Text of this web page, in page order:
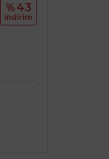
%43
i̇ndi̇ri̇m